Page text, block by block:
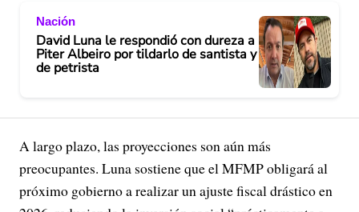
Nación
David Luna le respondió con dureza a
Piter Albeiro por tildarlo de santista y
de petrista
A largo plazo, las proyecciones son aún más
preocupantes. Luna sostiene que el MFMP obligará al
próximo gobierno a realizar un ajuste fiscal drástico en